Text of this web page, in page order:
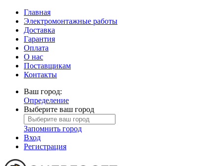
Главная
Электромонтажные работы
Доставка
Гарантия
Оплата
О нас
Поставщикам
Контакты
Ваш город:
Определение
Выберите ваш город
Запомнить город
Вход
Регистрация